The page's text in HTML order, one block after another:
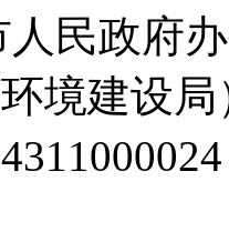
民政府
境建设局